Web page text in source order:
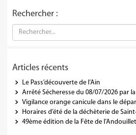
Rechercher :
Articles récents
Le Pass’découverte de l’Ain
Arrêté Sécheresse du 08/07/2026 par
Vigilance orange canicule dans le
Horaires d’été de la déchèterie de
49ème édition de la Fête de